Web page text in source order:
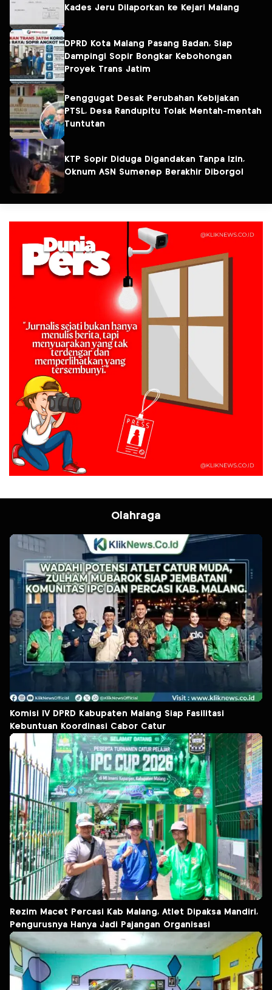
Kades Jeru Dilaporkan ke Kejari Malang
DPRD Kota Malang Pasang Badan, Siap
Dampingi Sopir Bongkar Kebohongan
Proyek Trans Jatim
Penggugat Desak Perubahan Kebijakan
PTSL, Desa Randupitu Tolak Mentah-mentah
Tuntutan
KTP Sopir Diduga Digandakan Tanpa Izin,
Oknum ASN Sumenep Berakhir Diborgol
Olahraga
Komisi IV DPRD Kabupaten Malang Siap Fasilitasi
Kebuntuan Koordinasi Cabor Catur
Rezim Macet Percasi Kab Malang, Atlet Dipaksa Mandiri,
Pengurusnya Hanya Jadi Pajangan Organisasi